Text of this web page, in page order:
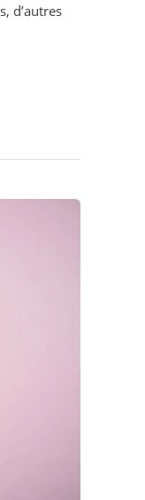
d’autres